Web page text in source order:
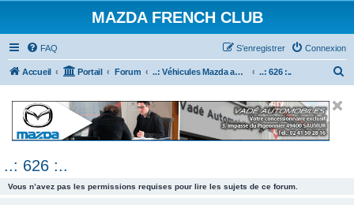
MAZDA FRENCH CLUB
FAQ Connexion
S’enregistrer
Accueil Portail Forum ..: Véhicules Mazda ancien (<2003) :.. ..: 626 :..
..: 626 :..
Vous n’avez pas les permissions requises pour lire les sujets de ce forum.